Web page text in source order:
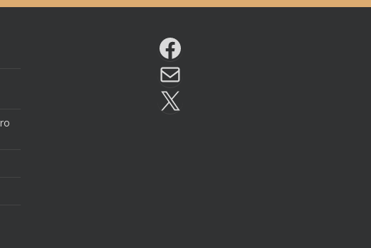
Facebook
Email
X